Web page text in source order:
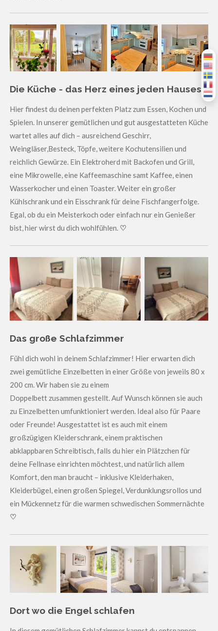
Die Küche - das Herz eines jeden Hauses
Hier findest du deinen perfekten Platz zum Essen, Kochen und
Spielen. In unserer gemütlichen und gut ausgestatteten Küche
wartet alles auf dich – ausreichend Geschirr,
Weingläser,Besteck, Töpfe, weitere Kochutensilien und
reichlich Gewürze. Ein Elektroherd mit Backofen und Grill,
eine Mikrowelle, eine Kaffeemaschine samt Kaffee, einen
Wasserkocher und einen Toaster. Weiter ein großer
Kühlschrank und ein Eisschrank für deine Fischfangerfolge.
Egal, ob du ein Meisterkoch oder einfach nur ein Genießer
bist, hier wirst du dich wohlfühlen. ♡
Das große Schlafzimmer
Fühl dich wohl in deinem Schlafzimmer! Hier erwarten dich
zwei gemütliche Einzelbetten in einer Größe von jeweils 80 x
200 cm. Wir haben sie zu einem
Doppelbett zusammen gestellt. Auf Wunsch können sie auch
zu Einzelbetten umfunktioniert werden. Ideal also für Paare
oder Freunde! Ausgestattet ist es auch mit einem
großzügigen Kleiderschrank, einem praktischen
abklappbaren Schreibtisch, falls du hier ein Plätzchen für
deine Fellnase einrichten möchtest, und natürlich allem
Komfort, den man braucht – inklusive Kleiderhaken,
Kleiderbügel, einen großen Spiegel, Verdunklungsrollos und
ein Mückennetz für die warmen schwedischen Sommernächte
♡
Dort wo die Engel schlafen